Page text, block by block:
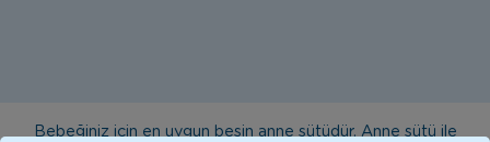
Bebeğiniz için en uygun besin anne sütüdür. Anne sütü ile